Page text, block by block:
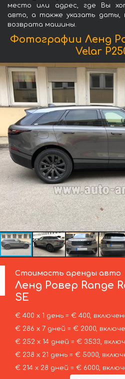
место или адрес, где Вы
авто, а также указать даты,
возврата машины.
Фотографии Ленд
Velar
Стоимость аренды авто
Ленд Ровер Range
SE
€ 400 х 1 день = € 400,
€ 286 х 7 дней = € 2000,
€ 252 х 14 дней = € 3533,
€ 238 х 21 день = € 5000,
€ 214 х 28 дней = € 6000,